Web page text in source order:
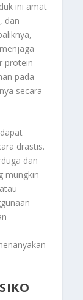
ini amat
dan
protein
pada
secara
drastis.
dan
mungkin